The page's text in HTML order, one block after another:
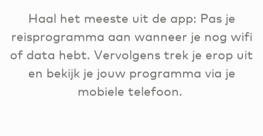
Haal het meeste uit de app: Pas je
reisprogramma aan wanneer je nog wifi
of data hebt. Vervolgens trek je erop uit
en bekijk je jouw programma via je
mobiele telefoon.